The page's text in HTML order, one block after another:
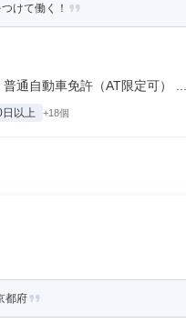
けて働く！
通自動車免許（AT限定可） ...
以上 +18個
都府